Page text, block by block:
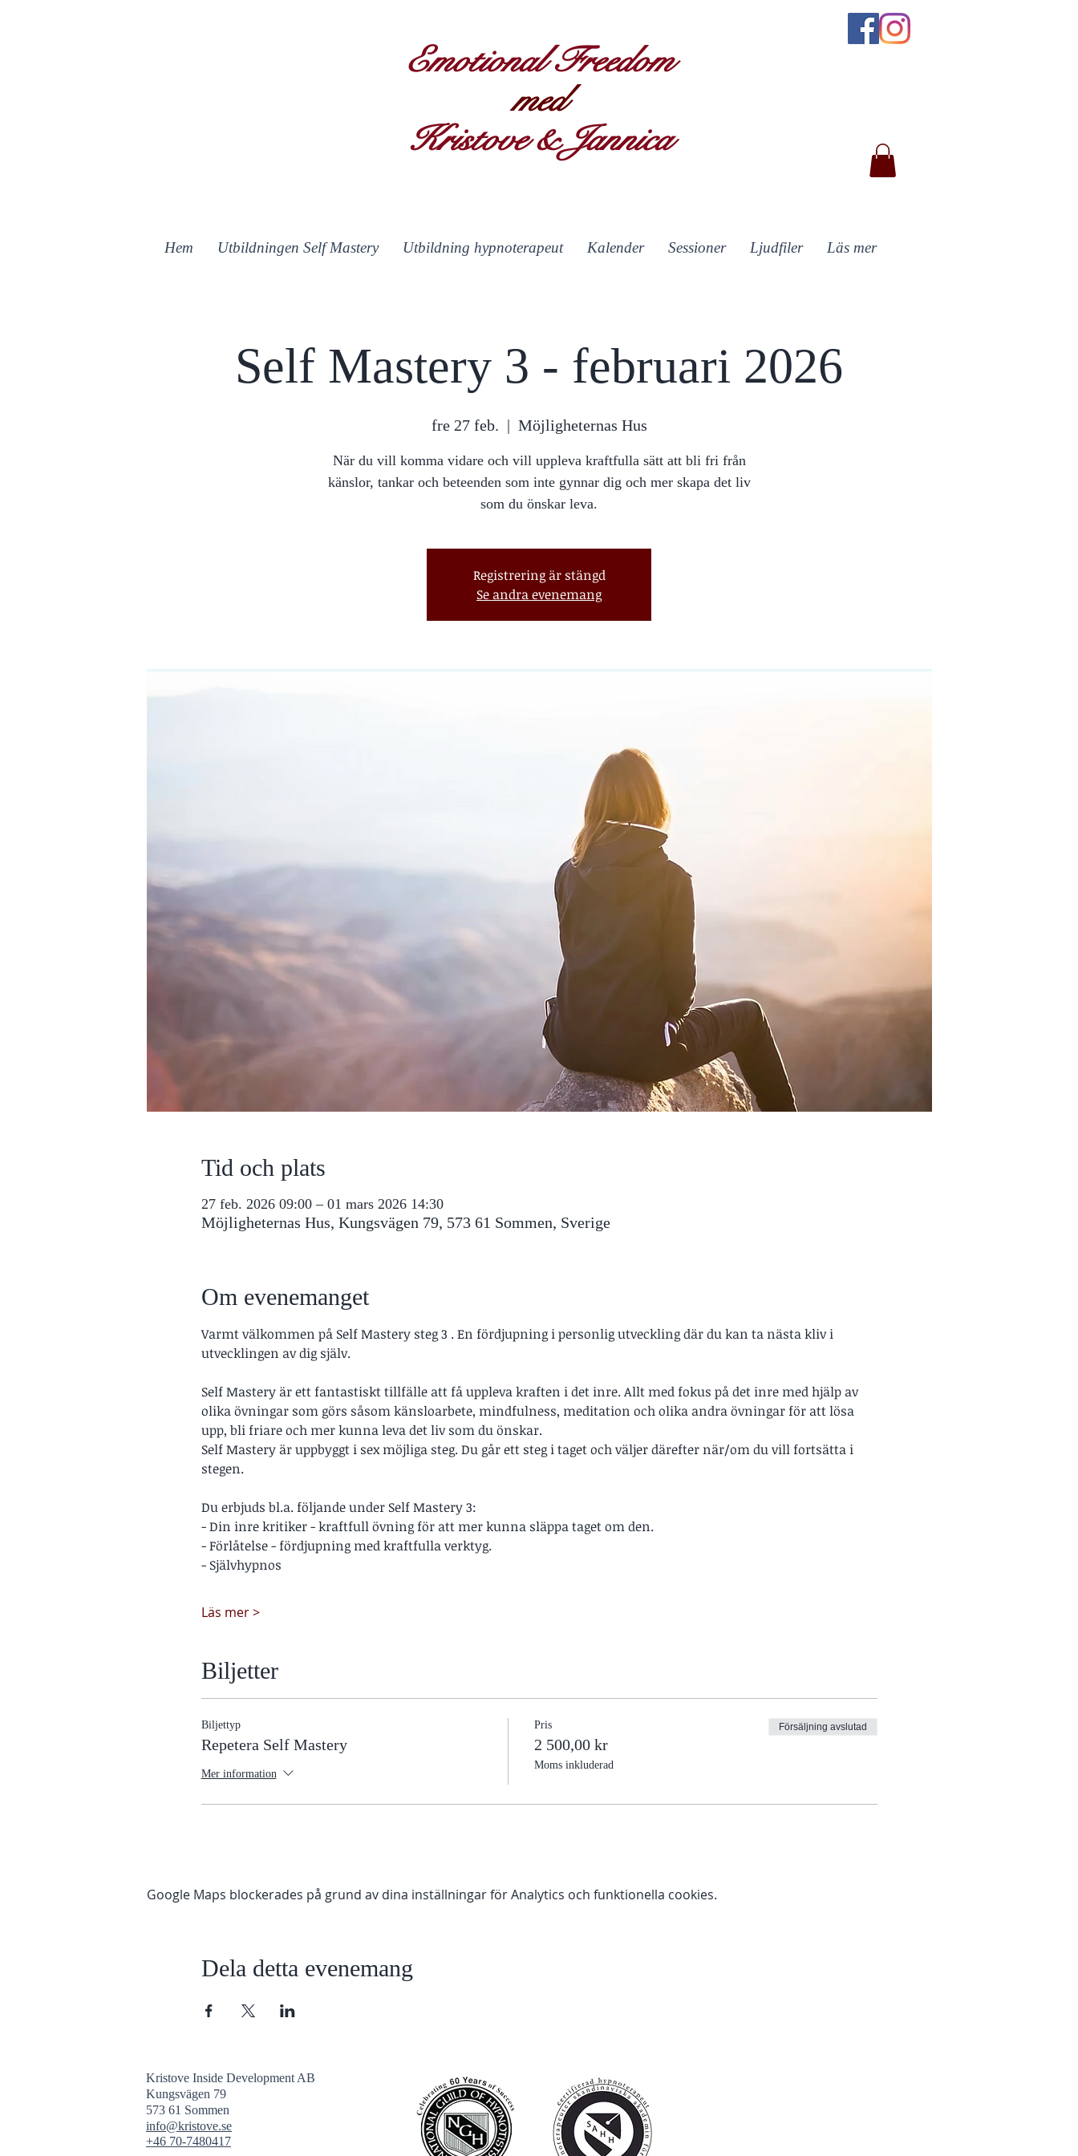
Emotional Freedom
med
Kristove & Jannica
Hem Utbildningen Self Mastery Utbildning hypnoterapeut Kalender Sessioner Ljudfiler Läs mer
Self Mastery 3 - februari 2026
fre 27 feb.
  |
Möjligheternas Hus
När du vill komma vidare och vill uppleva kraftfulla sätt att bli fri från
känslor, tankar och beteenden som inte gynnar dig och mer skapa det liv
som du önskar leva.
Registrering är stängd
Se andra evenemang
Tid och plats
27 feb. 2026 09:00 – 01 mars 2026 14:30
Möjligheternas Hus, Kungsvägen 79, 573 61 Sommen, Sverige
Om evenemanget
Varmt välkommen på Self Mastery steg 3 . En fördjupning i personlig utveckling där du kan ta nästa kliv i
utvecklingen av dig själv.
Self Mastery är ett fantastiskt tillfälle att få uppleva kraften i det inre. Allt med fokus på det inre med hjälp av
olika övningar som görs såsom känsloarbete, mindfulness, meditation och olika andra övningar för att lösa
upp, bli friare och mer kunna leva det liv som du önskar.
Self Mastery är uppbyggt i sex möjliga steg. Du går ett steg i taget och väljer därefter när/om du vill fortsätta i
stegen.
Du erbjuds bl.a. följande under Self Mastery 3:
- Din inre kritiker - kraftfull övning för att mer kunna släppa taget om den.
- Förlåtelse - fördjupning med kraftfulla verktyg.
- Självhypnos
Läs mer >
Biljetter
Biljettyp
Repetera Self Mastery
Mer information
Pris
2 500,00 kr
Moms inkluderad
Försäljning avslutad
Google Maps blockerades på grund av dina inställningar för Analytics och funktionella cookies.
Dela detta evenemang
Kristove Inside Development AB
Kungsvägen 79
573 61 Sommen
info@kristove.se
+46 70-7480417